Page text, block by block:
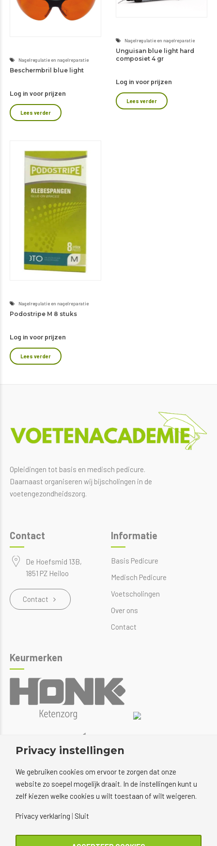
Nagelregulatie en nagelreparatie
Beschermbril blue light
Log in voor prijzen
Lees verder
Nagelregulatie en nagelreparatie
Unguisan blue light hard
composiet 4 gr
Log in voor prijzen
Lees verder
Nagelregulatie en nagelreparatie
Podostripe M 8 stuks
Log in voor prijzen
Lees verder
Opleidingen tot basis en medisch pedicure.
Daarnaast organiseren wij bijscholingen in de
voetengezondheidszorg.
Contact
De Hoefsmid 13B,
1851 PZ Heiloo
Contact
Informatie
Basis Pedicure
Medisch Pedicure
Voetscholingen
Over ons
Contact
Keurmerken
Privacy instellingen
We gebruiken cookies om ervoor te zorgen dat onze
website zo soepel mogelijk draait. In de instellingen kunt u
zelf kiezen welke cookies u wilt toestaan of wilt weigeren.
Privacy verklaring Sluit